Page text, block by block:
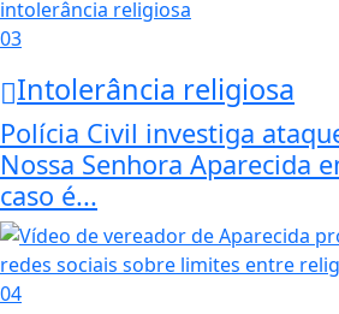
03
Intolerância religiosa
Polícia Civil investiga
Nossa Senhora Aparecida
caso é...
04